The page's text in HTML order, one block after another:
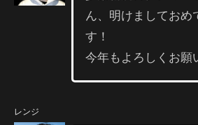
ん、明けましておめ
す！
今年もよろしくお願
レンジ